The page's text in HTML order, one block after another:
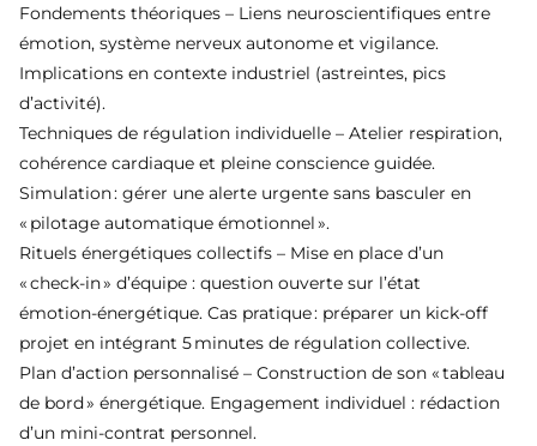
Fondements théoriques – Liens neuroscientifiques entre
émotion, système nerveux autonome et vigilance.
Implications en contexte industriel (astreintes, pics
d’activité).
Techniques de régulation individuelle – Atelier respiration,
cohérence cardiaque et pleine conscience guidée.
Simulation : gérer une alerte urgente sans basculer en
« pilotage automatique émotionnel ».
Rituels énergétiques collectifs – Mise en place d’un
« check‑in » d’équipe : question ouverte sur l’état
émotion‑énergétique. Cas pratique : préparer un kick‑off
projet en intégrant 5 minutes de régulation collective.
Plan d’action personnalisé – Construction de son « tableau
de bord » énergétique. Engagement individuel : rédaction
d’un mini‑contrat personnel.